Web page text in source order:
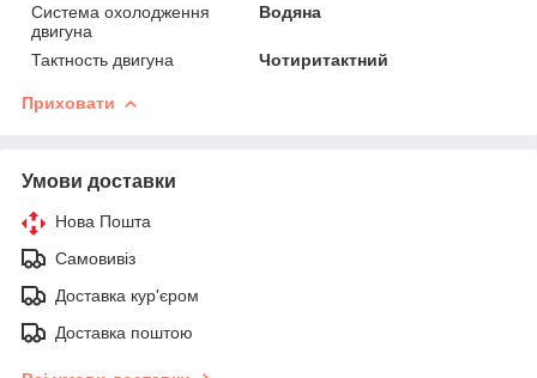
Система охолодження
двигуна
Водяна
Тактность двигуна Чотиритактний
Приховати
Умови доставки
Нова Пошта
Самовивіз
Доставка кур'єром
Доставка поштою